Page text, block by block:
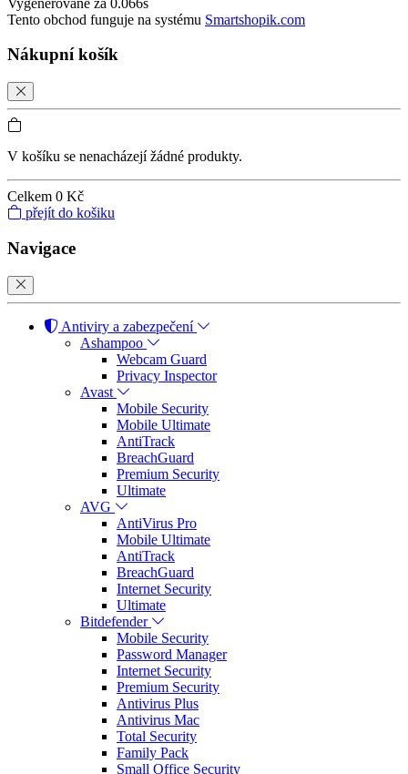
Tento obchod funguje na systému Smartshopik.com
Nákupní košík
V košíku se nenacházejí žádné produkty.
Celkem 0 Kč
přejít do košiku
Navigace
Antiviry a zabezpečení
Ashampoo
Webcam Guard
Privacy Inspector
Avast
Mobile Security
Mobile Ultimate
AntiTrack
BreachGuard
Premium Security
Ultimate
AVG
AntiVirus Pro
Mobile Ultimate
AntiTrack
BreachGuard
Internet Security
Ultimate
Bitdefender
Mobile Security
Password Manager
Internet Security
Premium Security
Antivirus Plus
Antivirus Mac
Total Security
Family Pack
Small Office Security